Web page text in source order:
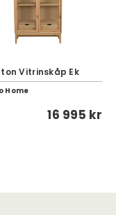
Vitrinskåp Ek
Home
16 995 kr